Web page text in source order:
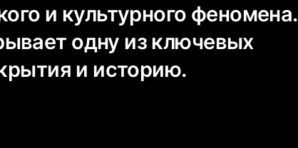
и культурного феномена.
одну из ключевых
и историю.